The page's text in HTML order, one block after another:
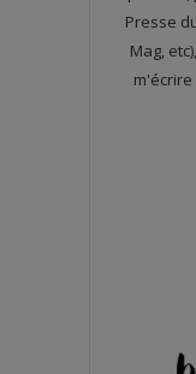
Presse
Mag,
m'écrire